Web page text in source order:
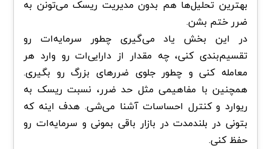
بهترین تحلیل‌ها هم بدون مدیریت ریسک می‌تونن به
ضرر ختم بشن.
در این بخش یاد می‌گیری چطور سرمایه‌ات رو
تقسیم‌بندی کنی، چه مقدار از دارایی‌ات رو وارد هر
معامله کنی و چطور جلوی ضررهای بزرگ رو بگیری.
همچنین با مفاهیمی مثل حد ضرر، نسبت ریسک به
ریوارد و کنترل احساسات آشنا می‌شی. هدف اینه که
بتونی در بلندمدت در بازار باقی بمونی و سرمایه‌ات رو
حفظ کنی.